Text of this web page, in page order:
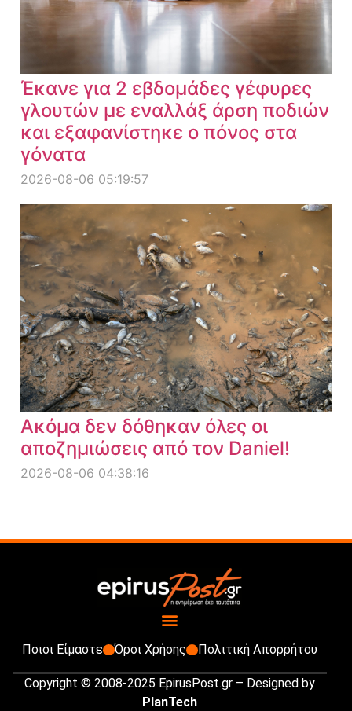
Έκανε για 2 εβδομάδες γέφυρες
γλουτών με εναλλάξ άρση ποδιών
και εξαφανίστηκε ο πόνος στα
γόνατα
2026-08-06 05:19:57
Ακόμα δεν δόθηκαν όλες οι
αποζημιώσεις από τον Daniel!
2026-08-06 04:38:16
Ποιοι Είμαστε Όροι Χρήσης Πολιτική Απορρήτου
Copyright © 2008-2025 EpirusPost.gr – Designed by
PlanTech